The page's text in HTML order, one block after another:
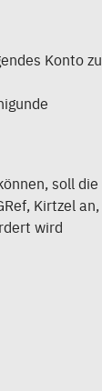
Konto zu
soll die
Kirtzel an,
wird